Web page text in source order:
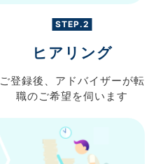
STEP.2
ヒアリング
ご登録後、 アドバイザーが転
職のご希望を伺います